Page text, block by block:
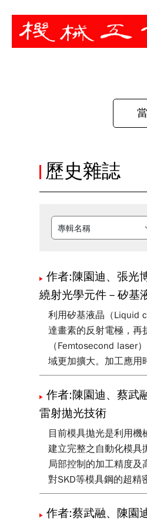
暫停
歷史雜誌
作者:陳園迪、張光
繞射光學元件－矽基
利用矽基液晶（Liquid
達畫素的反射電極，再
（Femtosecond laser
域更加擴大。加工應用
作者:陳園迪、蔡武
雷射拋光技術
目前模具拋光是利用
建立完整之自動化模具
局部控制的加工精度及
對SKD等模具鋼的超精
作者:蔡武融、陳園